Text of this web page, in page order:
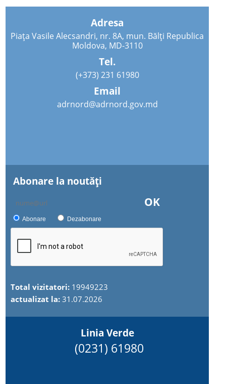
Adresa
Piața Vasile Alecsandri, nr. 8A, mun. Bălți Republica
Moldova, MD-3110
Tel.
(+373) 231 61980
Email
adrnord@adrnord.gov.md
Abonare la noutăţi
OK
Abonare Dezabonare
Total vizitatori: 19949223
actualizat la:31.07.2026
Linia Verde
(0231) 61980